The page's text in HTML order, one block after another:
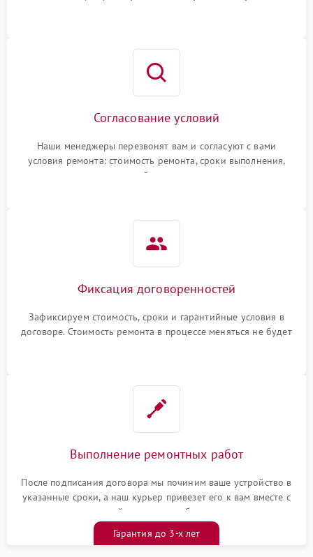
Согласование условий
Наши менеджеры перезвонят вам и согласуют с вами
условия ремонта: стоимость ремонта, сроки выполнения,
гарантийные условия
Фиксация договоренностей
Зафиксируем стоимость, сроки и гарантийные условия в
договоре. Стоимость ремонта в процессе меняться не будет
Выполнение ремонтных работ
После подписания договора мы починим ваше устройство в
указанные сроки, а наш курьер привезет его к вам вместе с
гарантийным талоном бесплатно
Гарантия до 3-х лет